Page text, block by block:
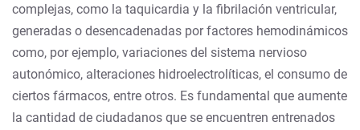
complejas, como la taquicardia y la fibrilación ventricular,
generadas o desencadenadas por factores hemodinámicos
como, por ejemplo, variaciones del sistema nervioso
autonómico, alteraciones hidroelectrolíticas, el consumo de
ciertos fármacos, entre otros. Es fundamental que aumente
la cantidad de ciudadanos que se encuentren entrenados